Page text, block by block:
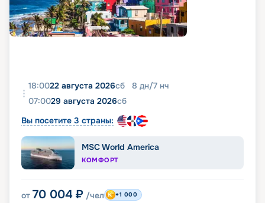
18:0022 августа 2026сб 8 дн/7 нч
07:0029 августа 2026сб
Вы посетите 3 страны:
MSC World America
КОМФОРТ
от 70 004 ₽ /чел +1 000